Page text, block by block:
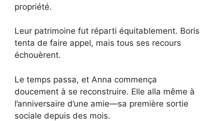
propriété.
Leur patrimoine fut réparti équitablement. Boris
tenta de faire appel, mais tous ses recours
échouèrent.
Le temps passa, et Anna commença
doucement à se reconstruire. Elle alla même à
l’anniversaire d’une amie—sa première sortie
sociale depuis des mois.